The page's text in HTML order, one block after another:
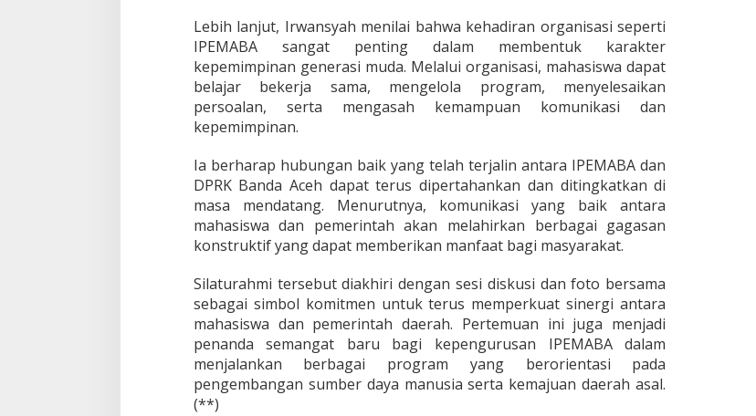
Lebih lanjut, Irwansyah menilai bahwa kehadiran organisasi seperti
IPEMABA sangat penting dalam membentuk karakter
kepemimpinan generasi muda. Melalui organisasi, mahasiswa dapat
belajar bekerja sama, mengelola program, menyelesaikan
persoalan, serta mengasah kemampuan komunikasi dan
kepemimpinan.
Ia berharap hubungan baik yang telah terjalin antara IPEMABA dan
DPRK Banda Aceh dapat terus dipertahankan dan ditingkatkan di
masa mendatang. Menurutnya, komunikasi yang baik antara
mahasiswa dan pemerintah akan melahirkan berbagai gagasan
konstruktif yang dapat memberikan manfaat bagi masyarakat.
Silaturahmi tersebut diakhiri dengan sesi diskusi dan foto bersama
sebagai simbol komitmen untuk terus memperkuat sinergi antara
mahasiswa dan pemerintah daerah. Pertemuan ini juga menjadi
penanda semangat baru bagi kepengurusan IPEMABA dalam
menjalankan berbagai program yang berorientasi pada
pengembangan sumber daya manusia serta kemajuan daerah asal.
(**)